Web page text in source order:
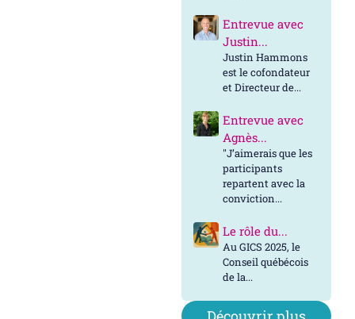
Entrevue avec
Justin...
Justin Hammons
est le cofondateur
et Directeur de...
Entrevue avec
Agnès...
"J’aimerais que les
participants
repartent avec la
conviction...
Le rôle du...
Au GICS 2025, le
Conseil québécois
de la...